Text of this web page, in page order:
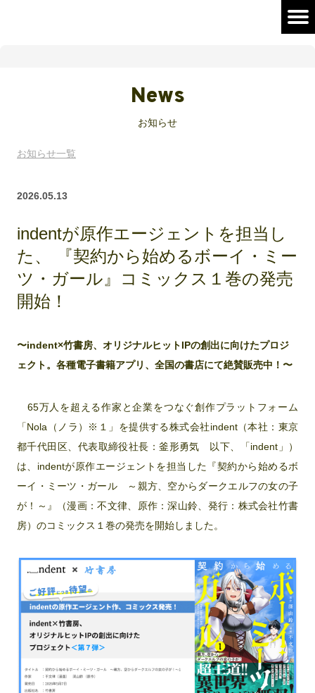
News
お知らせ
お知らせ一覧
2026.05.13
indentが原作エージェントを担当し
た、 『契約から始めるボーイ・ミー
ツ・ガール』コミックス１巻の発売
開始！
〜indent×竹書房、オリジナルヒットIPの創出に向けたプロジ
ェクト。各種電子書籍アプリ、全国の書店にて絶賛販売中！〜
65万人を超える作家と企業をつなぐ創作プラットフォーム
「Nola（ノラ）※１」を提供する株式会社indent（本社：東京
都千代田区、代表取締役社長：釜形勇気 以下、「indent」）
は、indentが原作エージェントを担当した『契約から始めるボ
ーイ・ミーツ・ガール ～親方、空からダークエルフの女の子
が！～』（漫画：不文律、原作：深山鈴、発行：株式会社竹書
房）のコミックス１巻の発売を開始しました。